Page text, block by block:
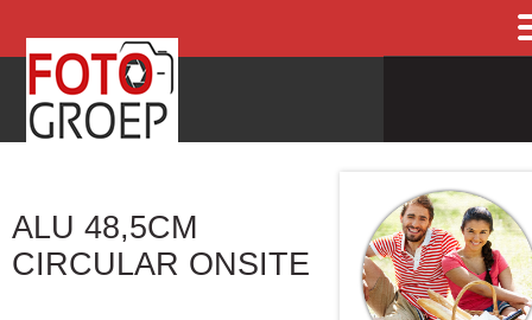
ALU 48,5CM
CIRCULAR ONSITE